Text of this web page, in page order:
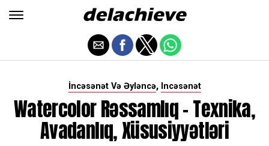
İncəsənət Və Əyləncə, Incəsənət
Watercolor Rəssamlıq - Texnika,
Avadanlıq, Xüsusiyyətləri